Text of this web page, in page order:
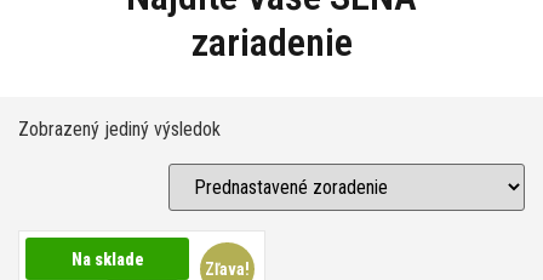
zariadenie
Zobrazený jediný výsledok
Zľava!
Na sklade